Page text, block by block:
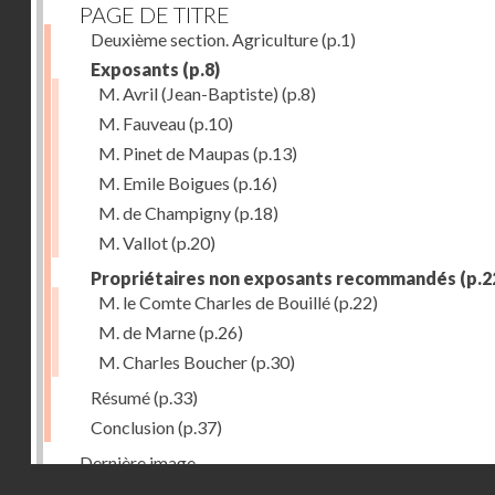
PAGE DE TITRE
Deuxième section. Agriculture(p.1)
Exposants (p.8)
M. Avril (Jean-Baptiste) (p.8)
M. Fauveau(p.10)
M. Pinet de Maupas (p.13)
M. Emile Boigues (p.16)
M. de Champigny(p.18)
M. Vallot(p.20)
Propriétaires non exposants recommandés
M. le Comte Charles de Bouillé(p.22)
M. de Marne(p.26)
M. Charles Boucher(p.30)
Résumé(p.33)
Conclusion(p.37)
Dernière image